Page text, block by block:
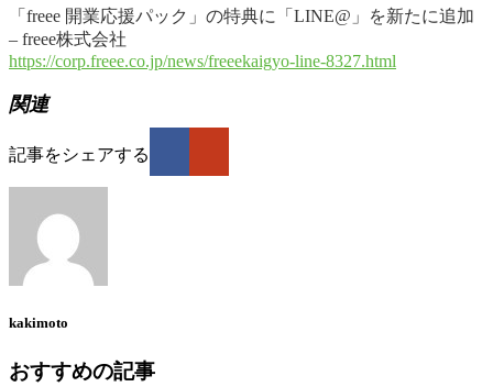
「freee 開業応援パック」の特典に「LINE@」を新たに追加
– freee株式会社
https://corp.freee.co.jp/news/freeekaigyo-line-8327.html
関連
記事をシェアする
kakimoto
おすすめの記事